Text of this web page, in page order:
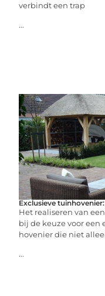
verbindt een trap
...
Exclusieve
Het realiseren van
bij de keuze voor een
hovenier die niet
...